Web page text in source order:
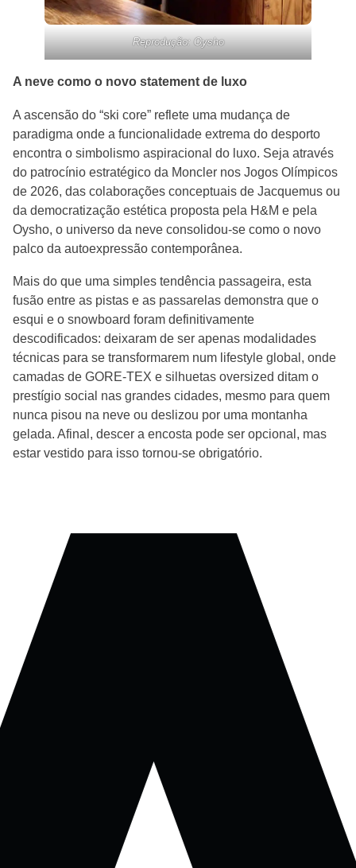
Reprodução: Oysho
A neve como o novo statement de luxo
A ascensão do “ski core” reflete uma mudança de
paradigma onde a funcionalidade extrema do desporto
encontra o simbolismo aspiracional do luxo. Seja através
do patrocínio estratégico da Moncler nos Jogos Olímpicos
de 2026, das colaborações conceptuais de Jacquemus ou
da democratização estética proposta pela H&M e pela
Oysho, o universo da neve consolidou-se como o novo
palco da autoexpressão contemporânea.
Mais do que uma simples tendência passageira, esta
fusão entre as pistas e as passarelas demonstra que o
esqui e o snowboard foram definitivamente
descodificados: deixaram de ser apenas modalidades
técnicas para se transformarem num lifestyle global, onde
camadas de GORE‑TEX e silhuetas oversized ditam o
prestígio social nas grandes cidades, mesmo para quem
nunca pisou na neve ou deslizou por uma montanha
gelada. Afinal, descer a encosta pode ser opcional, mas
estar vestido para isso tornou-se obrigatório.